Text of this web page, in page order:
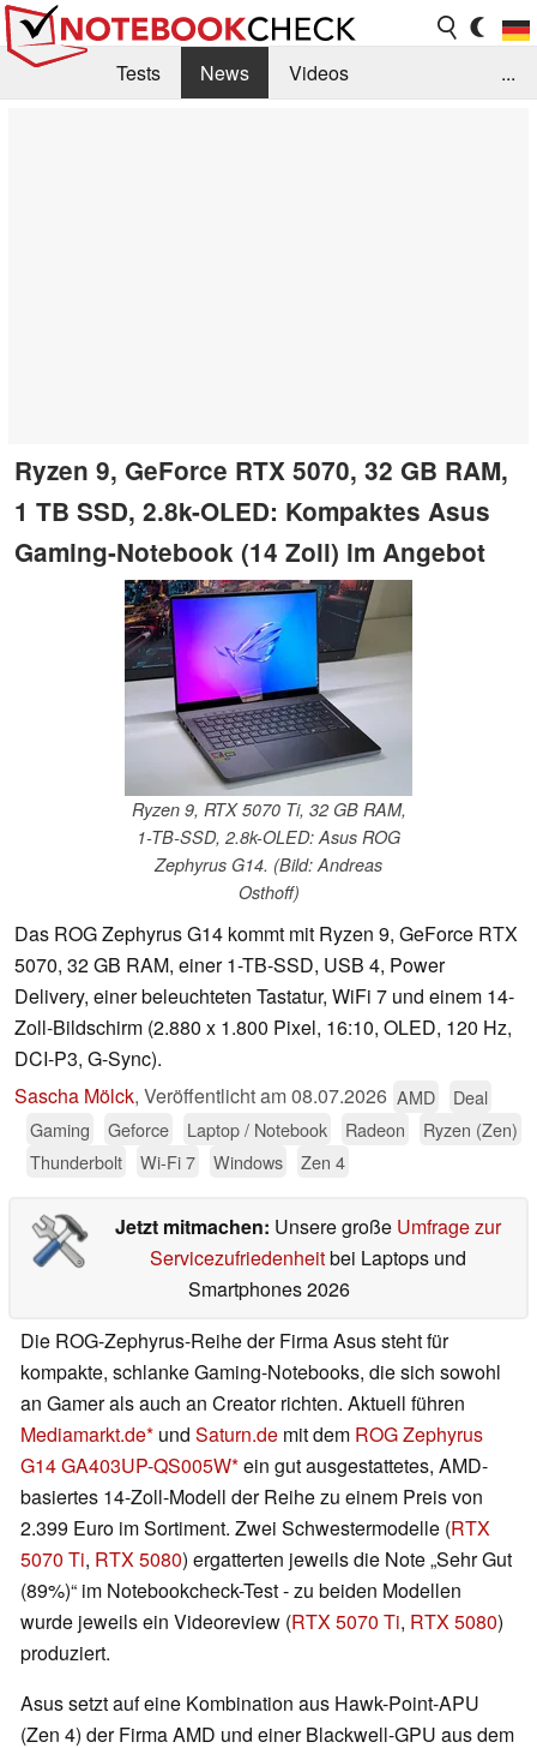
Tests News
Videos
...
Ryzen 9, GeForce RTX 5070, 32 GB RAM,
1 TB SSD, 2.8k-OLED: Kompaktes Asus
Gaming-Notebook (14 Zoll) im Angebot
Ryzen 9, RTX 5070 Ti, 32 GB RAM,
1-TB-SSD, 2.8k-OLED: Asus ROG
Zephyrus G14. (Bild: Andreas
Osthoff)
Das ROG Zephyrus G14 kommt mit Ryzen 9, GeForce RTX
5070, 32 GB RAM, einer 1-TB-SSD, USB 4, Power
Delivery, einer beleuchteten Tastatur, WiFi 7 und einem 14-
Zoll-Bildschirm (2.880 x 1.800 Pixel, 16:10, OLED, 120 Hz,
DCI-P3, G-Sync).
Sascha Mölck, Veröffentlicht am08.07.2026 AMD
Deal
Gaming
Geforce Laptop / Notebook Radeon
Ryzen (Zen)
Thunderbolt
Wi-Fi 7 Windows Zen 4
Jetzt mitmachen: Unsere große Umfrage zur
Servicezufriedenheitbei Laptops und
Smartphones 2026
Die ROG-Zephyrus-Reihe der Firma Asus steht für
kompakte, schlanke Gaming-Notebooks, die sich sowohl
an Gamer als auch an Creator richten. Aktuell führen
Mediamarkt.de und Saturn.de mit dem ROG Zephyrus
G14 GA403UP-QS005W ein gut ausgestattetes, AMD-
basiertes 14-Zoll-Modell der Reihe zu einem Preis von
2.399 Euro im Sortiment. Zwei Schwestermodelle (RTX
5070 Ti, RTX 5080) ergatterten jeweils die Note „Sehr Gut
(89%)“ im Notebookcheck-Test - zu beiden Modellen
wurde jeweils ein Videoreview (RTX 5070 Ti, RTX 5080)
produziert.
Asus setzt auf eine Kombination aus Hawk-Point-APU
(Zen 4) der Firma AMD und einer Blackwell-GPU aus dem